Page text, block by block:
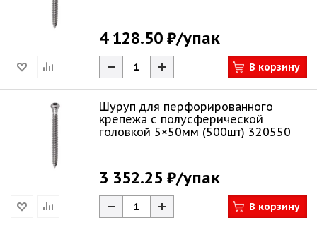
4 128.50 ₽/упак
В корзину
Шуруп для перфорированного
крепежа с полусферической
головкой 5×50мм (500шт) 320550
3 352.25 ₽/упак
В корзину